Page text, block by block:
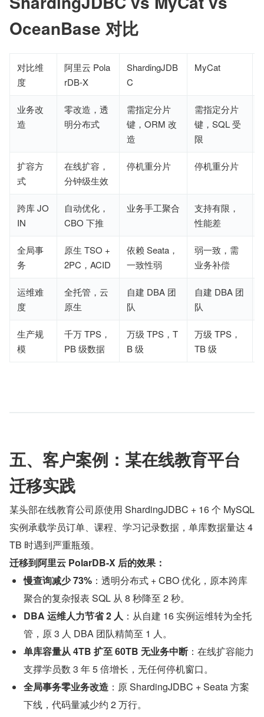
OceanBase 对比
对比维
度
阿里云 Pola
rDB-X
ShardingJDB
C
MyCat
业务改
造
零改造，透
明分布式
需指定分片
键，ORM 改
造
需指定分片
键，SQL 受
限
扩容方
式
在线扩容，
分钟级生效
停机重分片 停机重分片
跨库 JO
IN
自动优化，
CBO 下推
业务手工聚合
支持有限，
性能差
全局事
务
原生 TSO +
2PC，ACID
依赖 Seata，
一致性弱
弱一致，需
业务补偿
运维难
度
全托管，云
原生
自建 DBA 团
队
自建 DBA 团
队
生产规
模
千万 TPS，
PB 级数据
万级 TPS，T
B 级
万级 TPS，
TB 级
五、客户案例：某在线教育平台
迁移实践
某头部在线教育公司原使用 ShardingJDBC + 16 个 MySQL
实例承载学员订单、课程、学习记录数据，单库数据量达 4
TB 时遇到严重瓶颈。
迁移到阿里云 PolarDB-X 后的效果：
慢查询减少 73% ：透明分布式 + CBO 优化，原本跨库
聚合的复杂报表 SQL 从 8 秒降至 2 秒。
DBA 运维人力节省 2 人 ：从自建 16 实例运维转为全托
管，原 3 人 DBA 团队精简至 1 人。
单库容量从 4TB 扩至 60TB 无业务中断 ：在线扩容能力
支撑学员数 3 年 5 倍增长，无任何停机窗口。
全局事务零业务改造 ：原 ShardingJDBC + Seata 方案
下线，代码量减少约 2 万行。